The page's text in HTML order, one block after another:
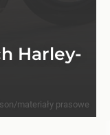
Harley-
materiały prasowe